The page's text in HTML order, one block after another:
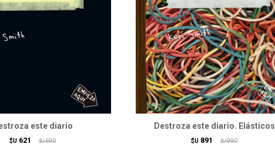
este diario
$U 621 $U 690
Destroza este diario. Elásticos
$U 891 $U 990